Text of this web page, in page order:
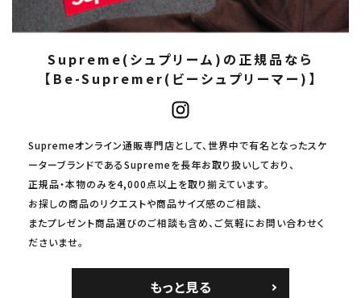
Supreme(シュプリーム)の正規品なら
【Be-Supremer(ビーシュプリーマー)】
Supremeオンライン通販専門店として、世界中で有名となったスケ
ーターブランドであるSupremeを長年お取り扱いしており、
正規品・本物のみを4,000点以上を取り揃えています。
お探しの商品のリクエストや商品サイズ感のご相談、
またプレゼント商品選びのご相談も含め、ご気軽にお問い合わせく
ださいませ。
もっと見る